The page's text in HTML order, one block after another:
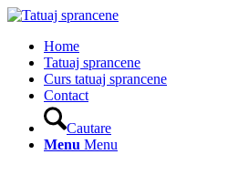
Home
Tatuaj sprancene
Curs tatuaj sprancene
Contact
Cautare
Menu Menu